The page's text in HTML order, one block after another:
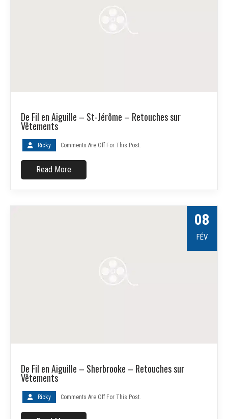
De Fil en Aiguille – St-Jérôme – Retouches sur
Vêtements
Ricky Comments Are Off For This Post.
Read More
08
FÉV
De Fil en Aiguille – Sherbrooke – Retouches sur
Vêtements
Ricky Comments Are Off For This Post.